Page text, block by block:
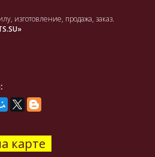
изготовление, продажа, заказ.
карте